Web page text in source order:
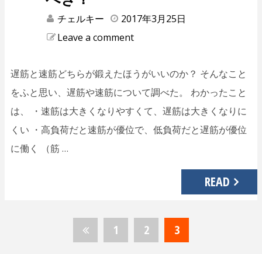
チェルキー
2017年3月25日
Leave a comment
遅筋と速筋どちらが鍛えたほうがいいのか？ そんなこと
をふと思い、遅筋や速筋について調べた。 わかったこと
は、 ・速筋は大きくなりやすくて、遅筋は大きくなりに
くい ・高負荷だと速筋が優位で、低負荷だと遅筋が優位
に働く （筋 …
READ
1 2 3